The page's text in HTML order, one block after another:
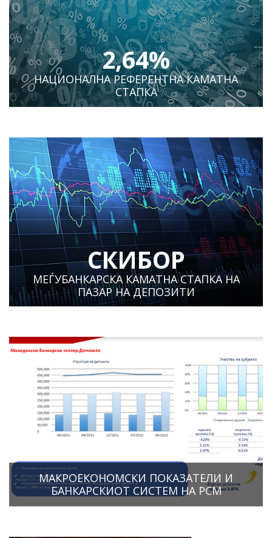
2,64%
НАЦИОНАЛНА РЕФЕРЕНТНА КАМАТНА
СТАПКА
СКИБОР
МЕЃУБАНКАРСКА КАМАТНА СТАПКА НА
ПАЗАР НА ДЕПОЗИТИ
МАКРОЕКОНОМСКИ ПОКАЗАТЕЛИ И
БАНКАРСКИОТ СИСТЕМ НА РСМ